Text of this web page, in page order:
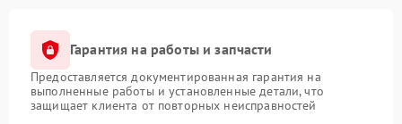
Гарантия на работы и запчасти
Предоставляется документированная гарантия на
выполненные работы и установленные детали, что
защищает клиента от повторных неисправностей